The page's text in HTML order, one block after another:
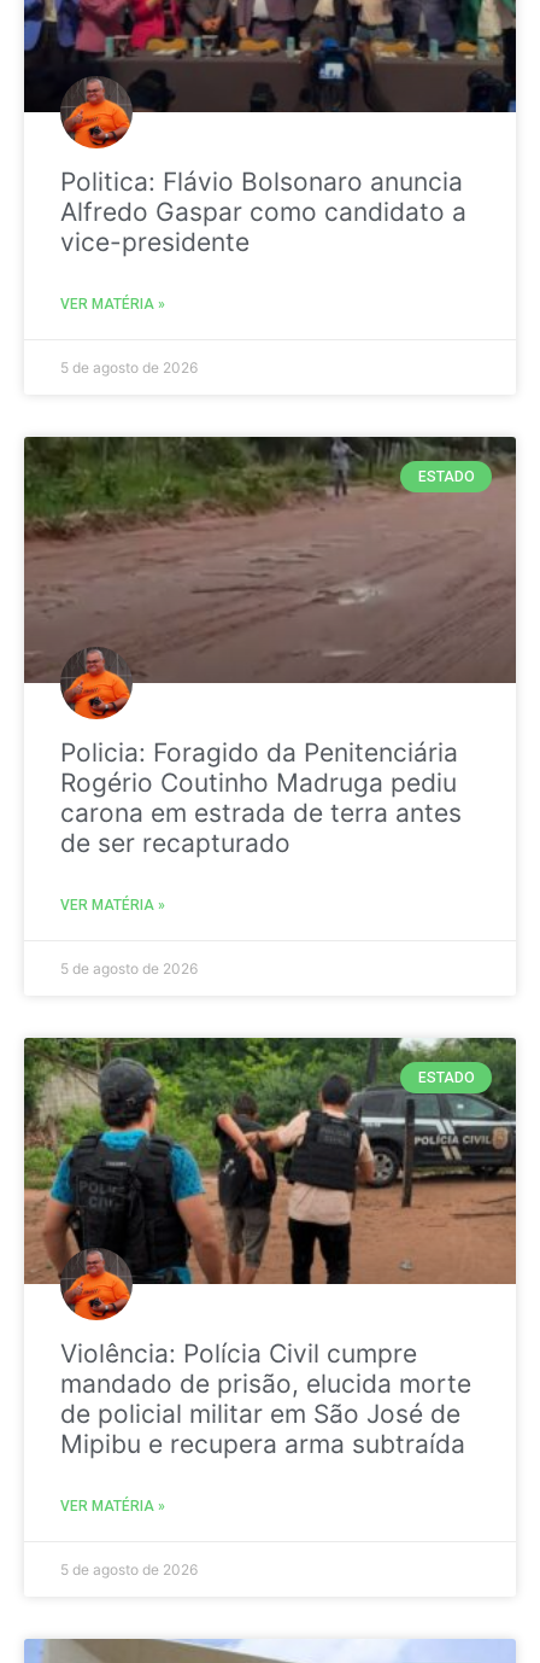
Politica: Flávio Bolsonaro anuncia
Alfredo Gaspar como candidato a
vice-presidente
VER MATÉRIA »
5 de agosto de 2026
ESTADO
Policia: Foragido da Penitenciária
Rogério Coutinho Madruga pediu
carona em estrada de terra antes
de ser recapturado
VER MATÉRIA »
5 de agosto de 2026
ESTADO
Violência: Polícia Civil cumpre
mandado de prisão, elucida morte
de policial militar em São José de
Mipibu e recupera arma subtraída
VER MATÉRIA »
5 de agosto de 2026